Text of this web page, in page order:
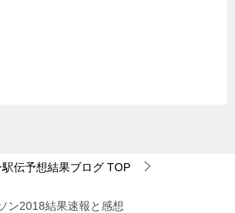
伝予想結果ブログ TOP
ン2018結果速報と感想